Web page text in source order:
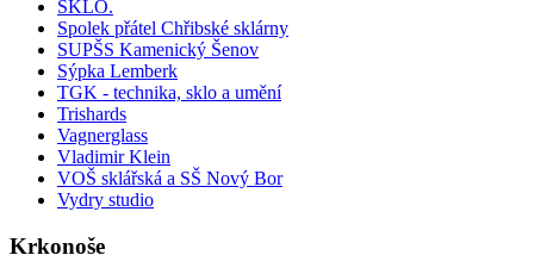
SKLO.
Spolek přátel Chřibské sklárny
SUPŠS Kamenický Šenov
Sýpka Lemberk
TGK - technika, sklo a umění
Trishards
Vagnerglass
Vladimir Klein
VOŠ sklářská a SŠ Nový Bor
Vydry studio
Krkonoše